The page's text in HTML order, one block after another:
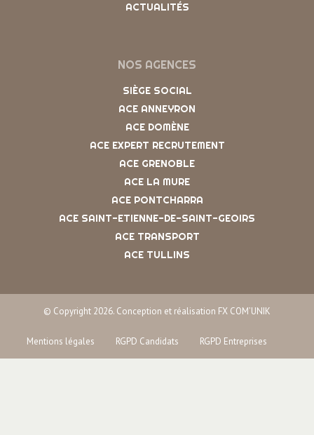
ACTUALITÉS
NOS AGENCES
SIÈGE SOCIAL
ACE ANNEYRON
ACE DOMÈNE
ACE EXPERT RECRUTEMENT
ACE GRENOBLE
ACE LA MURE
ACE PONTCHARRA
ACE SAINT-ETIENNE-DE-SAINT-GEOIRS
ACE TRANSPORT
ACE TULLINS
© Copyright 2026. Conception et réalisation FX COM’UNIK
RGPD Entreprises
RGPD Candidats
Mentions légales